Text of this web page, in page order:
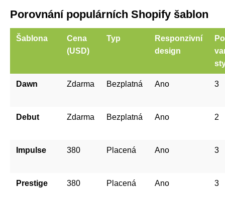
Porovnání populárních Shopify šablon
Šablona
Cena
(USD)
Typ
Responzivní
design
Dawn Zdarma Bezplatná Ano 3
Debut Zdarma Bezplatná Ano 2
Impulse 380 Placená Ano 3
Prestige 380 Placená Ano 3